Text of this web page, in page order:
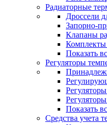
Радиаторные
Дроссели
Запорно-
Клапаны
Комплекты
Показать
Регуляторы
Показать
Средства учета